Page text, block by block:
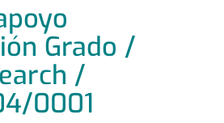
Grado /
/
0001